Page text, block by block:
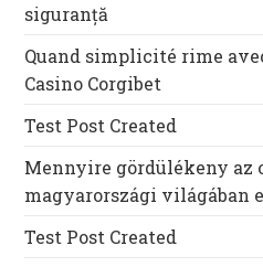
siguranță
Quand simplicité rime
Casino Corgibet
Test Post Created
Mennyire gördülékeny az
magyarországi világában
Test Post Created